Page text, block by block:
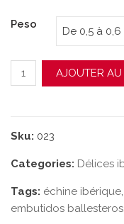
Peso
quantité de Petit
AJOUTER AU
Sku: 023
Categories: Délices
Tags: échine ibérique,
embutidos ballesteros